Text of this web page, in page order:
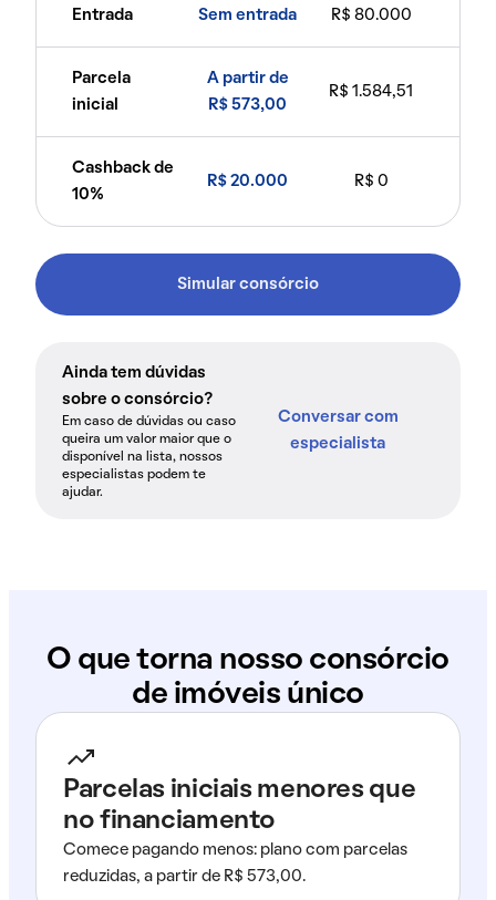
Entrada Sem entrada R$ 80.000
Parcela
inicial
A partir de
R$ 573,00
R$ 1.584,51
Cashback de
10%
R$ 20.000 R$ 0
Simular consórcio
Ainda tem dúvidas
sobre o consórcio?
Em caso de dúvidas ou caso
queira um valor maior que o
disponível na lista, nossos
especialistas podem te
ajudar.
Conversar com
especialista
O que torna nosso consórcio
de imóveis único
Parcelas iniciais menores que
no financiamento
Comece pagando menos: plano com parcelas
reduzidas, a partir de R$ 573,00.